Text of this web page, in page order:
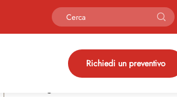
Richiedi un preventivo
Sommario
Perché stratificare Vinile colorato
Trasforma la progettazione delle